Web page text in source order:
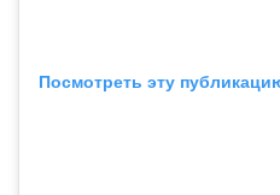
Посмотреть эту